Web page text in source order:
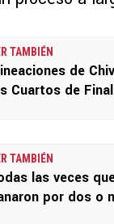
TAMBIÉN
de
Cuartos de
TAMBIÉN
las veces
por dos o